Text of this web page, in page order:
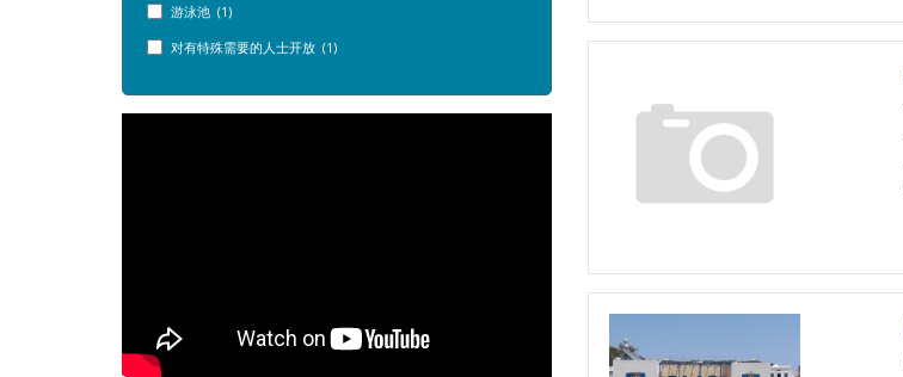
游泳池 (1)
对有特殊需要的人士开放 (1)